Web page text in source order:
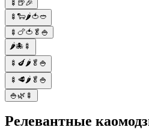
🍢🍺🎉
🍢🐑🌶️🍅🥙
🍢🍗🍅🥬🍚
🌶️🐙🍢
🍢🍆🌶️🥬🍚
🍢🥩🌶️🥬🍚
🍚🌿🍢
Релевантные